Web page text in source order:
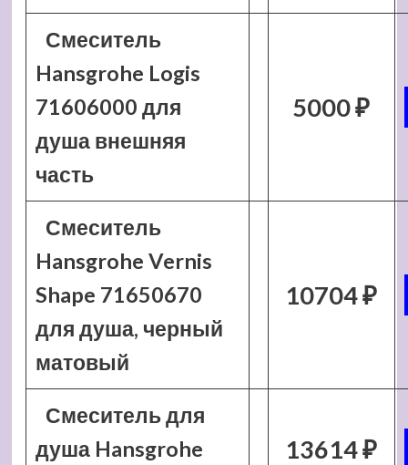
Смеситель
Hansgrohe Logis
71606000 для
душа внешняя
часть
5000 ₽
Смеситель
Hansgrohe Vernis
Shape 71650670
для душа, черный
матовый
10704 ₽
Смеситель для
душа Hansgrohe
13614 ₽